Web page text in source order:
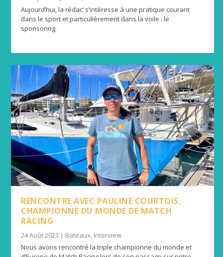
Aujourd’hui, la rédac’ s’intéresse à une pratique courant
dans le sport et particulièrement dans la voile : le
sponsoring.
RENCONTRE AVEC PAULINE COURTOIS,
CHAMPIONNE DU MONDE DE MATCH
RACING
24 Août 2023 | Bateaux, Interview
Nous avons rencontré la triple championne du monde et